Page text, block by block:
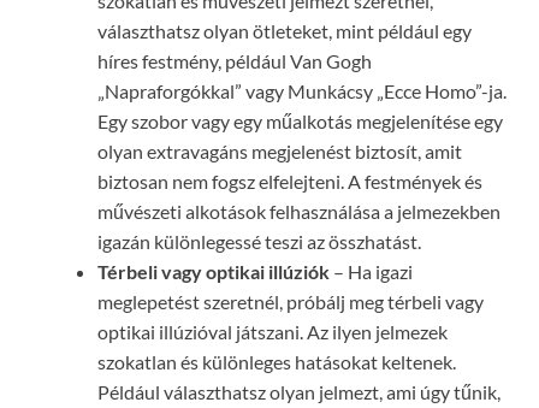
választhatsz olyan ötleteket, mint például egy
híres festmény, például Van Gogh
„Napraforgókkal” vagy Munkácsy „Ecce Homo”-ja.
Egy szobor vagy egy műalkotás megjelenítése egy
olyan extravagáns megjelenést biztosít, amit
biztosan nem fogsz elfelejteni. A festmények és
művészeti alkotások felhasználása a jelmezekben
igazán különlegessé teszi az összhatást.
Térbeli vagy optikai illúziók – Ha igazi
meglepetést szeretnél, próbálj meg térbeli vagy
optikai illúzióval játszani. Az ilyen jelmezek
szokatlan és különleges hatásokat keltenek.
Például választhatsz olyan jelmezt, ami úgy tűnik,